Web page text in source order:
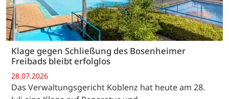
Klage gegen Schließung des Bosenheimer
Freibads bleibt erfolglos
28.07.2026
Das Verwaltungsgericht Koblenz hat heute am 28.